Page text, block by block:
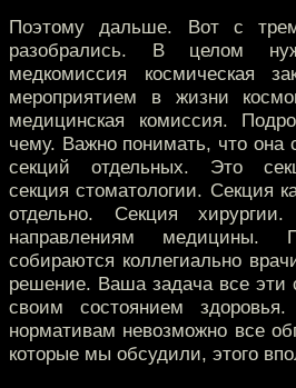
Поэтому дальше. Вот с
разобрались. В целом
медкомиссия космическая
мероприятием в жизни
медицинская комиссия.
чему. Важно понимать, что она
секций отдельных. Это
секция стоматологии. Секция
отдельно. Секция хирургии.
направлениям медицины.
собираются коллегиально
решение. Ваша задача все эти
своим состоянием
нормативам невозможно все
которые мы обсудили, этого